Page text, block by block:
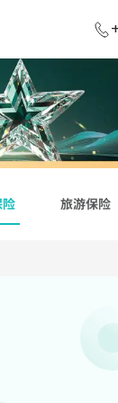
旅游保险